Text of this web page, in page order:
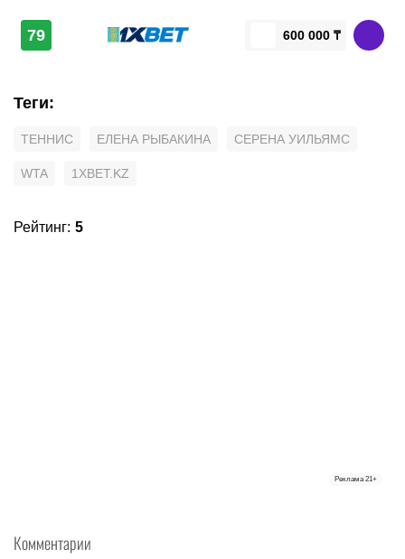
79 600 000 ₸
Теги:
ТЕННИС ЕЛЕНА РЫБАКИНА СЕРЕНА УИЛЬЯМС
WTA 1XBET.KZ
Рейтинг: 5
Реклама 21+
Комментарии